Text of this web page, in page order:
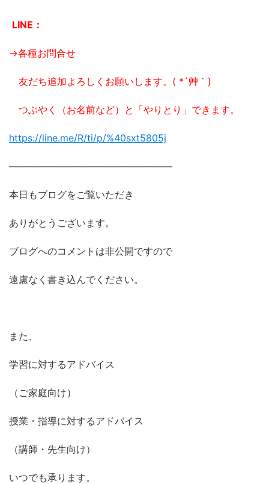
LINE：
→各種お問合せ
友だち追加よろしくお願いします。( *´艸｀)
つぶやく（お名前など）と「やりとり」できます。
https://line.me/R/ti/p/%40sxt5805j
―――――――――――――――――
本日もブログをご覧いただき
ありがとうございます。
ブログへのコメントは非公開ですので
遠慮なく書き込んでください。
また、
学習に対するアドバイス
（ご家庭向け）
授業・指導に対するアドバイス
（講師・先生向け）
いつでも承ります。